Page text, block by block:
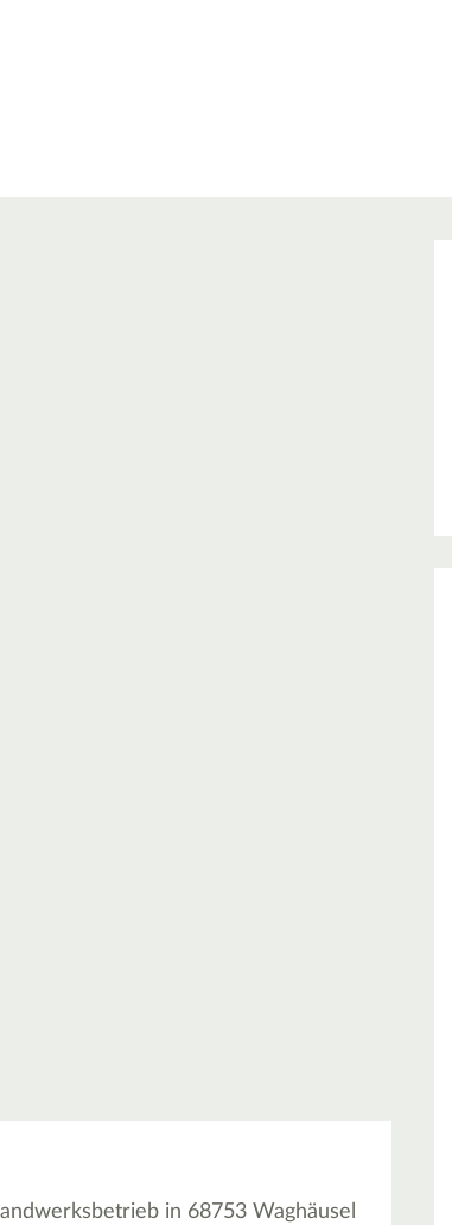
in 68753 Waghäusel